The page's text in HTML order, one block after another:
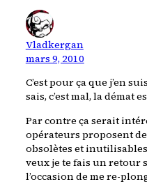
Vladkergan
mars 9, 2010
C’est pour ça que j’en
sais, c’est mal, la démat
Par contre ça serait
opérateurs proposent
obsolètes et
veux je te fais un retour
l’occasion de me re-